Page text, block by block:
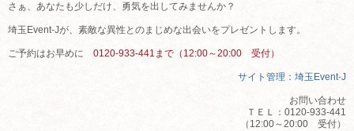
さぁ、あなたも少しだけ、勇気を出してみませんか？
埼玉Event-Jが、素敵な異性とのまじめな出会いをプレゼントします。
ご予約はお早めに 0120-933-441まで（12:00～20:00 受付）
サイト管理：埼玉Event-J
お問い合わせ
ＴＥＬ：0120-933-441
（12:00～20:00 受付）